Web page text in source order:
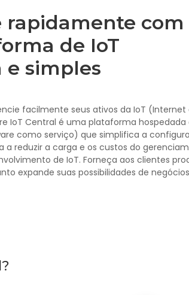
rapidamente com
de IoT
e simples
facilmente seus ativos da IoT (Internet
IoT Central é uma plataforma hospedada
como serviço) que simplifica a
a reduzir a carga e os custos do
de IoT. Forneça aos clientes
expande suas possibilidades de